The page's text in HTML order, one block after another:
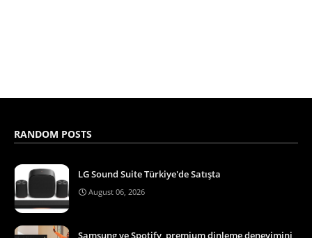
RANDOM POSTS
LG Sound Suite Türkiye'de Satışta
August 06, 2026
Samsung ve Spotify, premium dinleme deneyimini